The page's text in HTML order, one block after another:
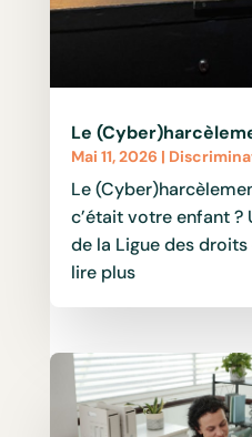
Le
Mai 11, 2026 |
Le
c’était votre enfant ?
de la Ligue des droits
lire plus